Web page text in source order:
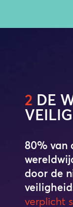
2 DE
80% van
door de
verplicht